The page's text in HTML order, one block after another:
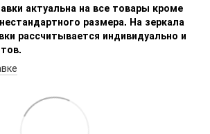
актуальна на все товары кроме
размера. На зеркала
рассчитывается индивидуально и